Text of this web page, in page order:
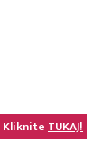
KlikniteTUKAJ!